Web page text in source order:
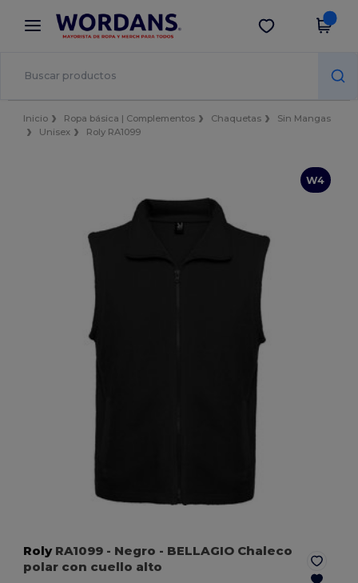
× App de Wordans
¡Mejores precios en app!
Descargar app
Inicio Ropa básica | Complementos Chaquetas
Sin Mangas
Unisex
Roly RA1099
W4
RolyRA1099 - Negro - BELLAGIO Chaleco
polar con cuello alto